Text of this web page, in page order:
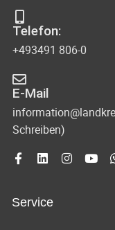
Telefon:
+493491 806-0
E-Mail
Schreiben)
Service